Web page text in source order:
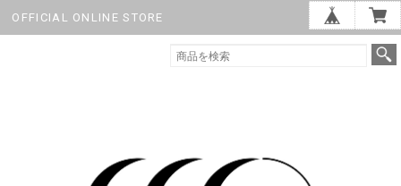
OFFICIAL ONLINE STORE